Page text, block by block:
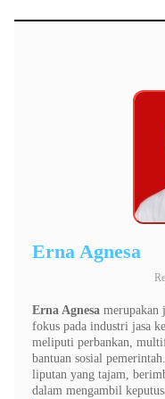
Erna Agnesa
Erna Agnesa merupakan
fokus pada industri jasa
meliputi perbankan,
bantuan sosial
liputan yang tajam,
dalam mengambil